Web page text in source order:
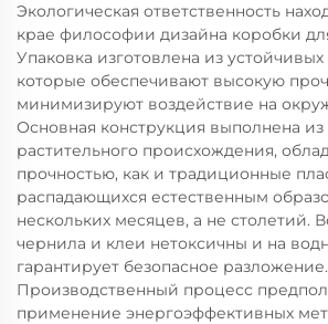
Экологическая ответственность
крае философии дизайна коробки
Упаковка изготовлена из
которые обеспечивают высокую
минимизируют воздействие на
Основная конструкция выполнена
растительного происхождения,
прочностью, как и традиционные
распадающихся естественным
нескольких месяцев, а не столетий.
чернила и клеи нетоксичны и на
гарантирует безопасное разложение.
Производственный процесс
применение энергоэффективных